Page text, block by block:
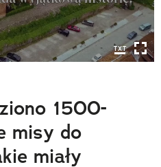
1500-
misy do
miały